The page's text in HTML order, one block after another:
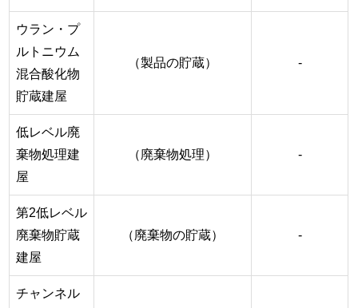
ウラン・プ
ルトニウム
混合酸化物
貯蔵建屋
（製品の貯蔵） -
低レベル廃
棄物処理建
屋
（廃棄物処理） -
第2低レベル
廃棄物貯蔵
建屋
（廃棄物の貯蔵） -
チャンネル